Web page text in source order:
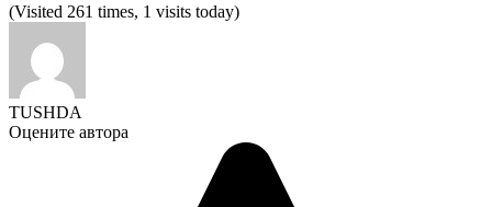
(Visited 261 times, 1 visits today)
TUSHDA
Оцените автора